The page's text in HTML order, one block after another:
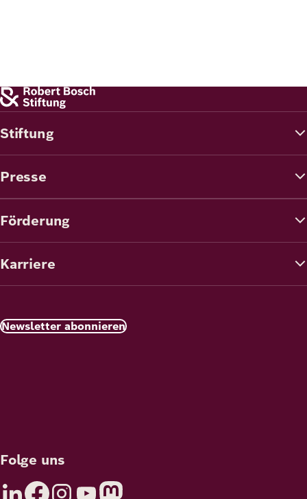
Stiftung
Presse
Förderung
Karriere
Newsletter abonnieren
Folge uns